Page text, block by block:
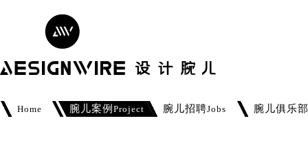
Home 腕儿案例 Project 腕儿招聘Jobs 腕儿俱乐部